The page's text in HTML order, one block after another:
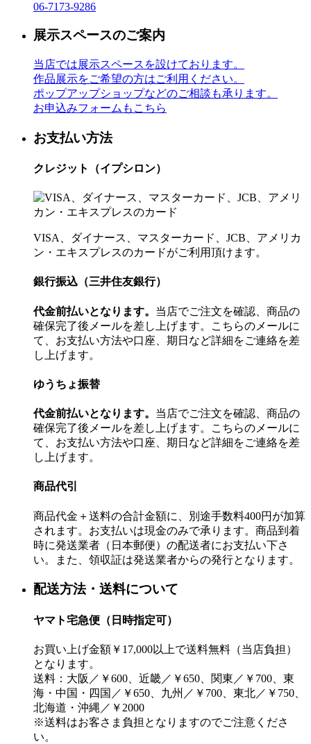
06-7173-9286
展示スペースのご案内
当店では展示スペースを設けております。
作品展示をご希望の方はご利用ください。
ポップアップショップなどのご相談も承ります。
お申込みフォームもこちら
お支払い方法
クレジット（イプシロン）
VISA、ダイナース、マスターカード、JCB、アメリカ
ン・エキスプレスのカードがご利用頂けます。
銀行振込（三井住友銀行）
代金前払いとなります。 当店でご注文を確認、商品の
確保完了後メールを差し上げます。こちらのメールに
て、お支払い方法や口座、期日など詳細をご連絡を差
し上げます。
ゆうちょ振替
代金前払いとなります。 当店でご注文を確認、商品の
確保完了後メールを差し上げます。こちらのメールに
て、お支払い方法や口座、期日など詳細をご連絡を差
し上げます。
商品代引
商品代金＋送料の合計金額に、別途手数料400円が加算
されます。お支払いは現金のみで承ります。商品到着
時に発送業者（日本郵便）の配送者にお支払い下さ
い。また、領収証は発送業者からの発行となります。
配送方法・送料について
ヤマト宅急便（日時指定可）
お買い上げ金額￥17,000以上で送料無料（当店負担）
となります。
送料：大阪／￥600、近畿／￥650、関東／￥700、東
海・中国・四国／￥650、九州／￥700、東北／￥750、
北海道・沖縄／￥2000
※送料はお客さま負担となりますのでご注意くださ
い。